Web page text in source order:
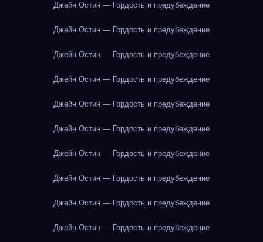
Джейн Остин — Гордость и предубеждение
Джейн Остин — Гордость и предубеждение
Джейн Остин — Гордость и предубеждение
Джейн Остин — Гордость и предубеждение
Джейн Остин — Гордость и предубеждение
Джейн Остин — Гордость и предубеждение
Джейн Остин — Гордость и предубеждение
Джейн Остин — Гордость и предубеждение
Джейн Остин — Гордость и предубеждение
Джейн Остин — Гордость и предубеждение